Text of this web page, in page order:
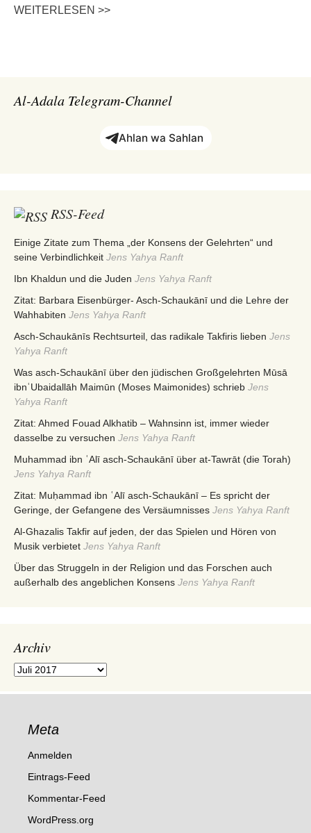
WEITERLESEN >>
Al-Adala Telegram-Channel
Ahlan wa Sahlan
RSS-Feed
Einige Zitate zum Thema „der Konsens der Gelehrten“ und
seine Verbindlichkeit Jens Yahya Ranft
Ibn Khaldun und die Juden Jens Yahya Ranft
Zitat: Barbara Eisenbürger- Asch-Schaukānī und die Lehre der
Wahhabiten Jens Yahya Ranft
Asch-Schaukānīs Rechtsurteil, das radikale Takfiris lieben Jens
Yahya Ranft
Was asch-Schaukānī über den jüdischen Großgelehrten Mūsā
ibnʿUbaidallāh Maimūn (Moses Maimonides) schrieb Jens
Yahya Ranft
Zitat: Ahmed Fouad Alkhatib – Wahnsinn ist, immer wieder
dasselbe zu versuchen Jens Yahya Ranft
Muhammad ibn ʿAlī asch-Schaukānī über at-Tawrāt (die Torah)
Jens Yahya Ranft
Zitat: Muḥammad ibn ʿAlī asch-Schaukānī – Es spricht der
Geringe, der Gefangene des Versäumnisses Jens Yahya Ranft
Al-Ghazalis Takfir auf jeden, der das Spielen und Hören von
Musik verbietet Jens Yahya Ranft
Über das Struggeln in der Religion und das Forschen auch
außerhalb des angeblichen Konsens Jens Yahya Ranft
Archiv
Archiv
Meta
Anmelden
Eintrags-Feed
Kommentar-Feed
WordPress.org